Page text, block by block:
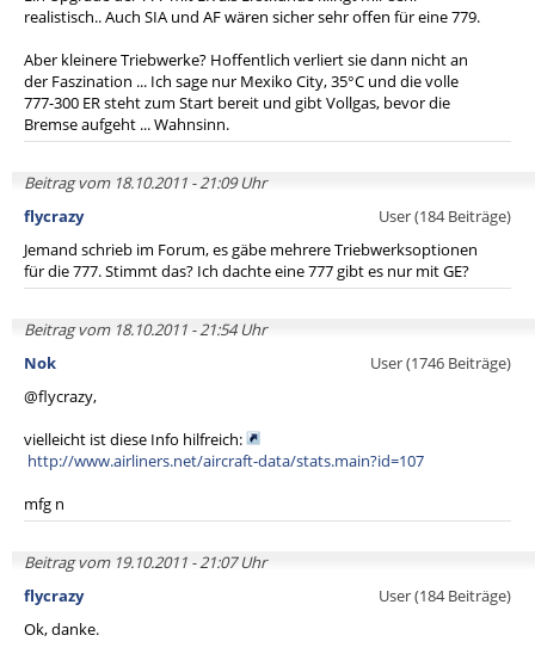
realistisch.. Auch SIA und AF wären sicher sehr offen für eine 779.
Aber kleinere Triebwerke? Hoffentlich verliert sie dann nicht an
der Faszination ... Ich sage nur Mexiko City, 35°C und die volle
777-300 ER steht zum Start bereit und gibt Vollgas, bevor die
Bremse aufgeht ... Wahnsinn.
Beitrag vom 18.10.2011 - 21:09 Uhr
flycrazy
User (184 Beiträge)
Jemand schrieb im Forum, es gäbe mehrere Triebwerksoptionen
für die 777. Stimmt das? Ich dachte eine 777 gibt es nur mit GE?
Beitrag vom 18.10.2011 - 21:54 Uhr
Nok
User (1746 Beiträge)
@flycrazy,
vielleicht ist diese Info hilfreich:
http://www.airliners.net/aircraft-data/stats.main?id=107
mfg n
Beitrag vom 19.10.2011 - 21:07 Uhr
flycrazy
User (184 Beiträge)
Ok, danke.